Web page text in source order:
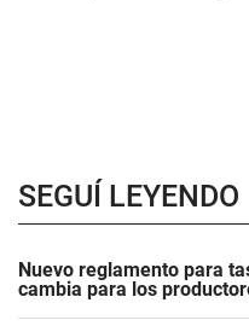
SEGUÍ LEYENDO
Nuevo reglamento para
cambia para los